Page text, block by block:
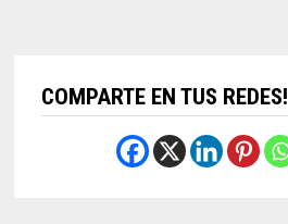
COMPARTE EN TUS REDES!